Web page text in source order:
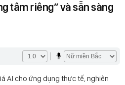
tâm riêng” và sẵn sàng
AI cho ứng dụng thực tế, nghiên